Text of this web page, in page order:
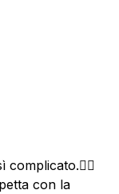
con la